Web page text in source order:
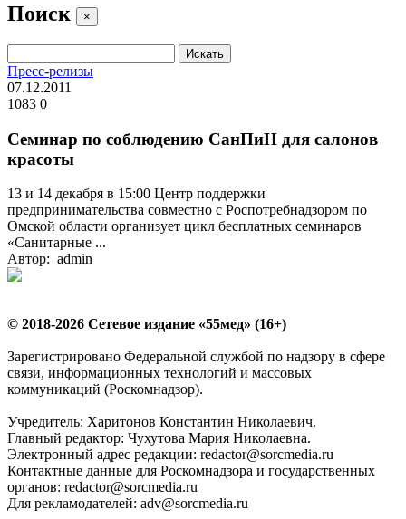
Поиск ×
Пресс-релизы
07.12.2011
1083 0
Семинар по соблюдению СанПиН для салонов
красоты
13 и 14 декабря в 15:00 Центр поддержки
предпринимательства совместно с Роспотребнадзором по
Омской области организует цикл бесплатных семинаров
«Санитарные ...
Автор: admin
© 2018-2026 Сетевое издание «55мед» (16+)
Зарегистрировано Федеральной службой по надзору в сфере
связи, информационных технологий и массовых
коммуникаций (Роскомнадзор).
Учредитель: Харитонов Константин Николаевич.
Главный редактор: Чухутова Мария Николаевна.
Электронный адрес редакции: redactor@sorcmedia.ru
Контактные данные для Роскомнадзора и государственных
органов: redactor@sorcmedia.ru
Для рекламодателей: adv@sorcmedia.ru